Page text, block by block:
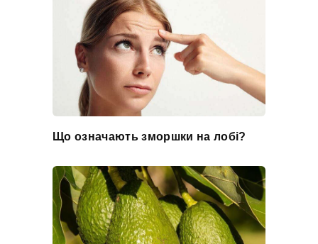
Що означають зморшки на лобі?